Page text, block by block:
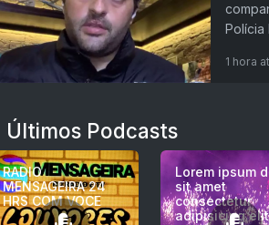
Polícia
1 hora
Últimos Podcasts
RADIO
MENSAGEIRA 24
HRS COM VOCE
Lorem ipsum
sit amet
consectetur
adipisicing